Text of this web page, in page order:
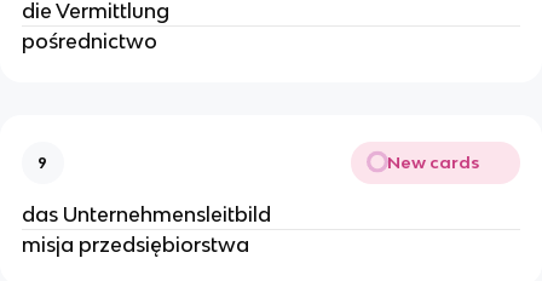
die Vermittlung
pośrednictwo
9 New cards
das Unternehmensleitbild
misja przedsiębiorstwa